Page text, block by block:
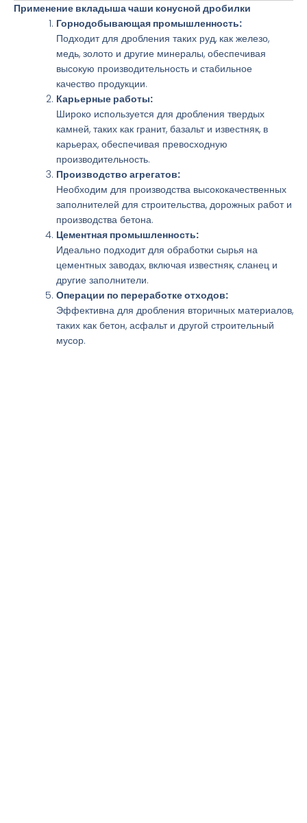
Применение вкладыша чаши конусной дробилки
Горнодобывающая промышленность:
Подходит для дробления таких руд, как железо,
медь, золото и другие минералы, обеспечивая
высокую производительность и стабильное
качество продукции.
Карьерные работы:
Широко используется для дробления твердых
камней, таких как гранит, базальт и известняк, в
карьерах, обеспечивая превосходную
производительность.
Производство агрегатов:
Необходим для производства высококачественных
заполнителей для строительства, дорожных работ и
производства бетона.
Цементная промышленность:
Идеально подходит для обработки сырья на
цементных заводах, включая известняк, сланец и
другие заполнители.
Операции по переработке отходов:
Эффективна для дробления вторичных материалов,
таких как бетон, асфальт и другой строительный
мусор.